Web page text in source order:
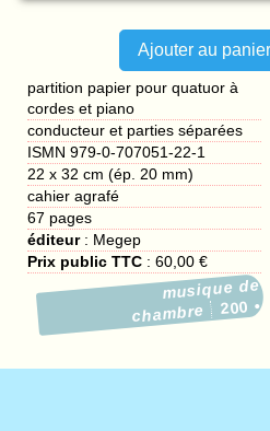
partition papier pour quatuor à
cordes et piano
conducteur et parties séparées
ISMN 979-0-707051-22-1
22 x 32 cm (ép. 20 mm)
cahier agrafé
67 pages
éditeur: Megep
Prix public TTC :60,00 €
musique de
chambre 200